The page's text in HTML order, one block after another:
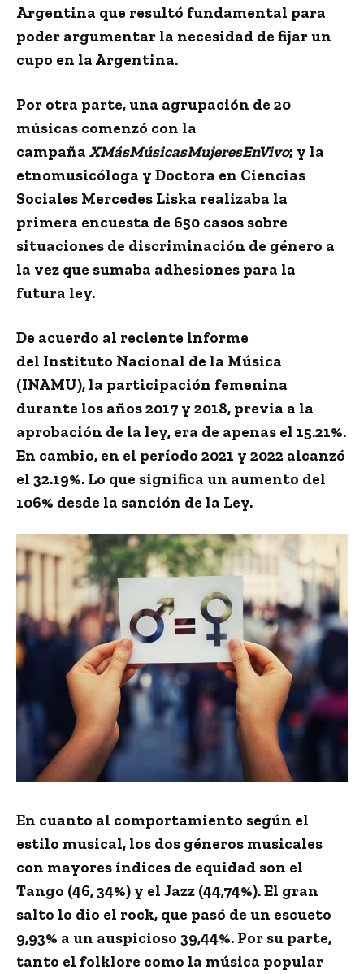
Argentina que resultó fundamental para
poder argumentar la necesidad de fijar un
cupo en la Argentina.
Por otra parte, una agrupación de 20
músicas comenzó con la
campaña XMásMúsicasMujeresEnVivo; y la
etnomusicóloga y Doctora en Ciencias
Sociales Mercedes Liska realizaba la
primera encuesta de 650 casos sobre
situaciones de discriminación de género a
la vez que sumaba adhesiones para la
futura ley.
De acuerdo al reciente informe
del Instituto Nacional de la Música
(INAMU), la participación femenina
durante los años 2017 y 2018, previa a la
aprobación de la ley, era de apenas el 15.21%.
En cambio, en el período 2021 y 2022 alcanzó
el 32.19%. Lo que significa un aumento del
106% desde la sanción de la Ley.
En cuanto al comportamiento según el
estilo musical, los dos géneros musicales
con mayores índices de equidad son el
Tango (46, 34%) y el Jazz (44,74%). El gran
salto lo dio el rock, que pasó de un escueto
9,93% a un auspicioso 39,44%. Por su parte,
tanto el folklore como la música popular